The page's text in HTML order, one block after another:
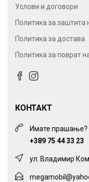
Услови и договори
Политика за заштита
Политика за достава
Политика за поврат
КОНТАКТ
Имате прашање?
+389 75 44 33 23
ул. Владимир